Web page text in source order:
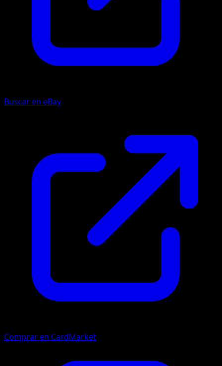
Buscar en eBay
Comprar en CardMarket